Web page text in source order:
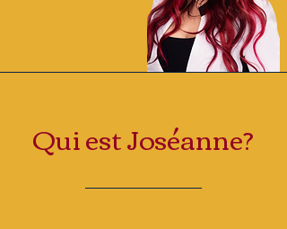
Qui est Joséanne?